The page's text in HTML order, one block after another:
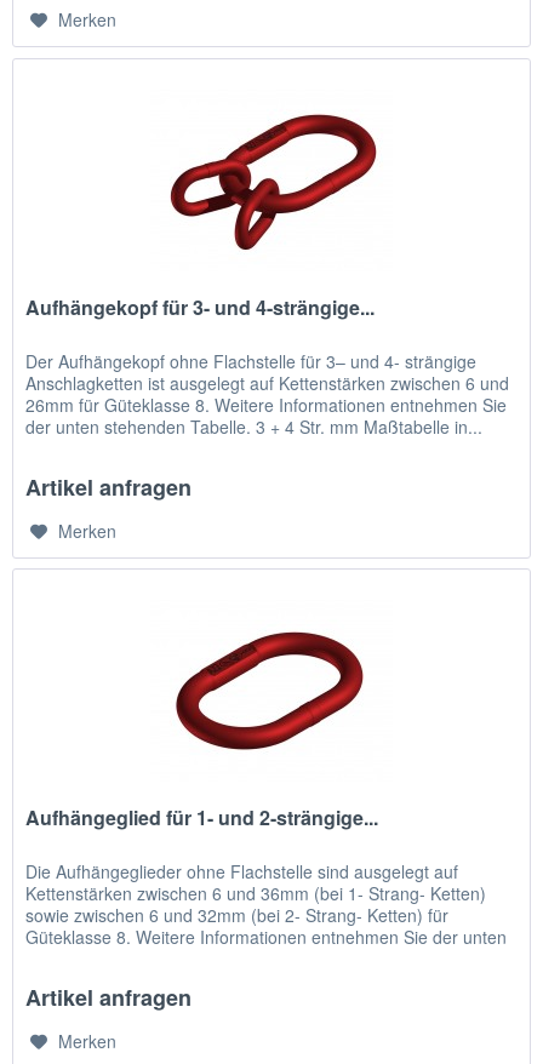
Merken
Aufhängekopf für 3- und 4-strängige...
Der Aufhängekopf ohne Flachstelle für 3– und 4- strängige
Anschlagketten ist ausgelegt auf Kettenstärken zwischen 6 und
26mm für Güteklasse 8. Weitere Informationen entnehmen Sie
der unten stehenden Tabelle. 3 + 4 Str. mm Maßtabelle in...
Artikel anfragen
Merken
Aufhängeglied für 1- und 2-strängige...
Die Aufhängeglieder ohne Flachstelle sind ausgelegt auf
Kettenstärken zwischen 6 und 36mm (bei 1- Strang- Ketten)
sowie zwischen 6 und 32mm (bei 2- Strang- Ketten) für
Güteklasse 8. Weitere Informationen entnehmen Sie der unten
Artikel anfragen
Merken